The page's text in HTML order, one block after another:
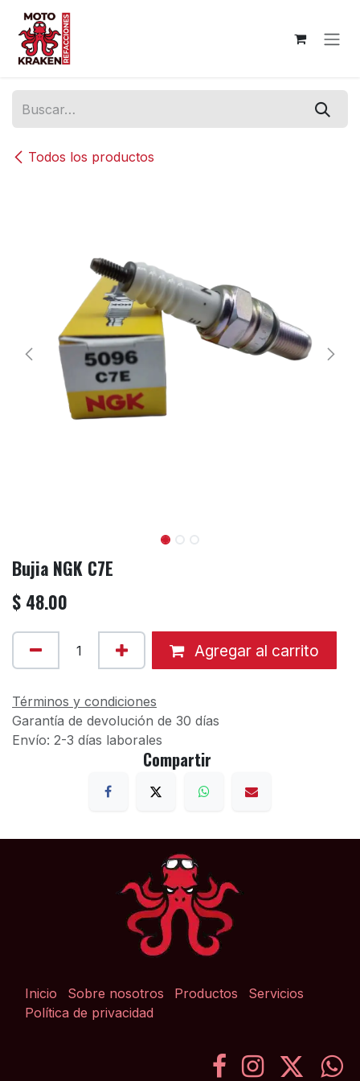
Ir al contenido
Todos los productos
Bujia NGK C7E
$ 48.00
Agregar al carrito
Términos y condiciones
Garantía de devolución de 30 días
Envío: 2-3 días laborales
Compartir
Inicio Sobre nosotros Productos
Servicios
Política de privacidad